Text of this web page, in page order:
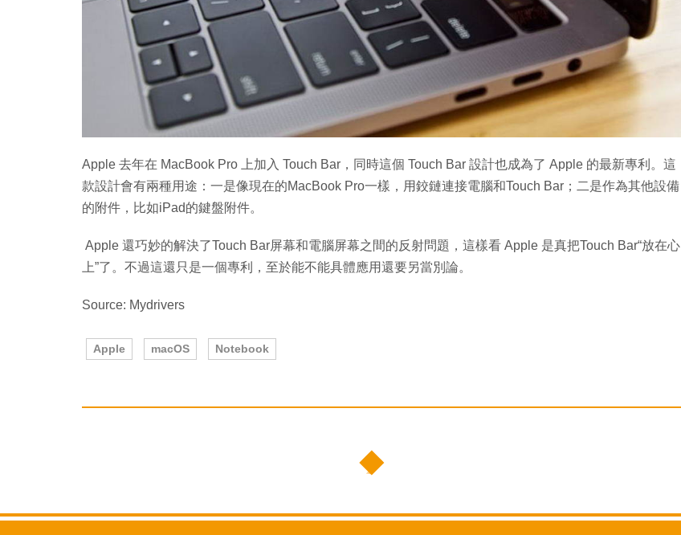
Apple 去年在 MacBook Pro 上加入 Touch Bar，同時這個 Touch Bar 設計也成為了 Apple 的最新專利。這
款設計會有兩種用途：一是像現在的MacBook Pro一樣，用鉸鏈連接電腦和Touch Bar；二是作為其他設備
的附件，比如iPad的鍵盤附件。
Apple 還巧妙的解決了Touch Bar屏幕和電腦屏幕之間的反射問題，這樣看 Apple 是真把Touch Bar“放在心
上”了。不過這還只是一個專利，至於能不能具體應用還要另當別論。
Source: Mydrivers
Apple macOS Notebook